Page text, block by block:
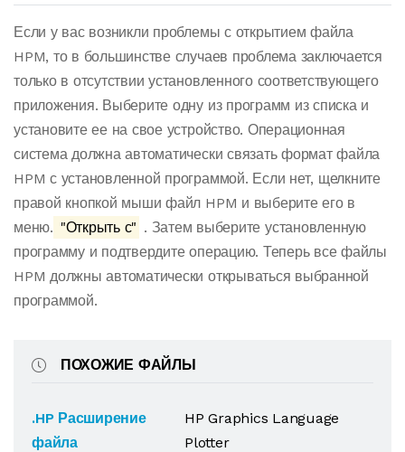
Если у вас возникли проблемы с открытием файла
HPM, то в большинстве случаев проблема заключается
только в отсутствии установленного соответствующего
приложения. Выберите одну из программ из списка и
установите ее на свое устройство. Операционная
система должна автоматически связать формат файла
HPM с установленной программой. Если нет, щелкните
правой кнопкой мыши файл HPM и выберите его в
меню. "Открыть с" . Затем выберите установленную
программу и подтвердите операцию. Теперь все файлы
HPM должны автоматически открываться выбранной
программой.
ПОХОЖИЕ ФАЙЛЫ
.HP Расширение
файла
HP Graphics Language
Plotter